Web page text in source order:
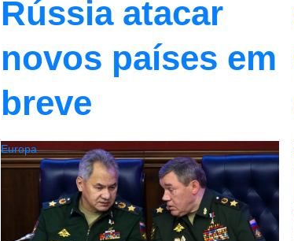
Rússia atacar
novos países em
breve
Europa